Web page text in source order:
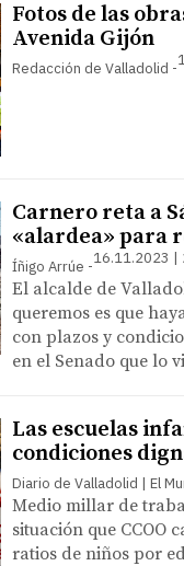
Fotos de las
Avenida Gijón
Redacción de Valladolid
Carnero reta a
«alardea» para
Íñigo Arrúe 16.11.2023 |
El alcalde de
queremos es que
con plazos y
en el Senado que lo
Las escuelas
condiciones
Diario de Valladolid | El
Medio millar de
situación que CCOO
ratios de niños por